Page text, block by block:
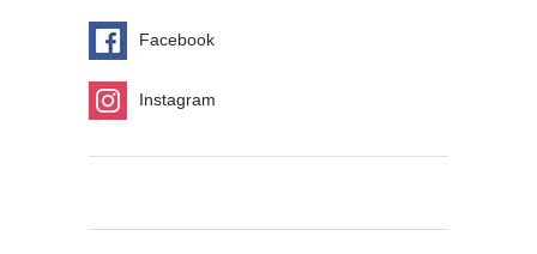
Facebook
Instagram